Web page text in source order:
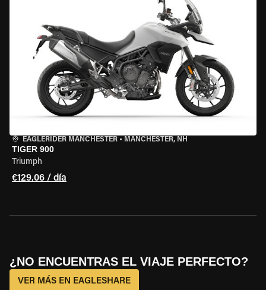
EAGLERIDER MANCHESTER • MANCHESTER, NH
TIGER 900
Triumph
€129.06 / día
¿NO ENCUENTRAS EL VIAJE PERFECTO?
VER MÁS EN EAGLESHARE